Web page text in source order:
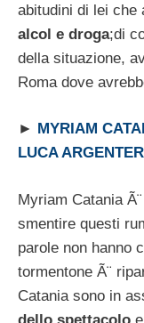
abitudini di lei che
alcol e droga;di
della situazione,
Roma dove
►
MYRIAM
LUCA
Myriam Catania
smentire questi
parole non hanno
tormentone Ã¨
Catania sono in